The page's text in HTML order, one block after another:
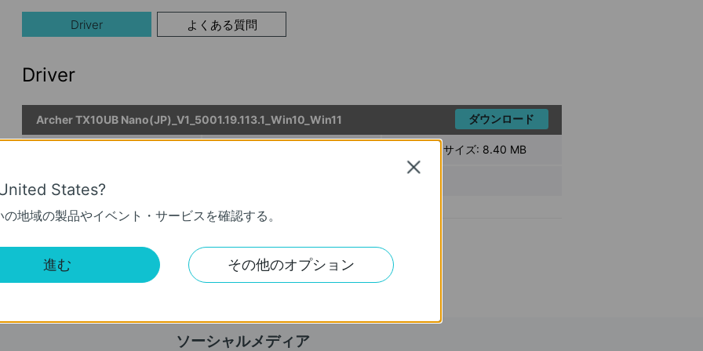
Driver よくある質問
Driver
Archer TX10UB Nano(JP)_V1_5001.19.113.1_Win10_Win11 ダウンロード
ファイル サイズ: 8.40 MB
オペレーティングシステム: win10x86x64win11x64
ソーシャルメディア
States?
地域の製品やイベント・サービスを確認する。
進む その他のオプション
Close